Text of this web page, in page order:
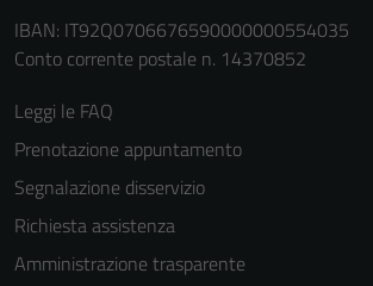
IBAN: IT92Q0706676590000000554035
Conto corrente postale n. 14370852
Leggi le FAQ
Prenotazione appuntamento
Segnalazione disservizio
Richiesta assistenza
Amministrazione trasparente